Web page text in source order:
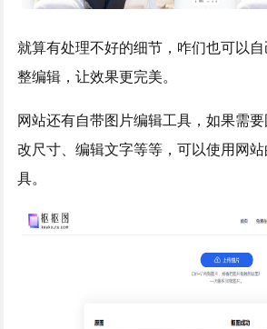
就算有处理不好的细节，咋们也可以
整编辑，让效果更完美。
网站还有自带图片编辑工具，如果需
改尺寸、编辑文字等等，可以使用网站
具。